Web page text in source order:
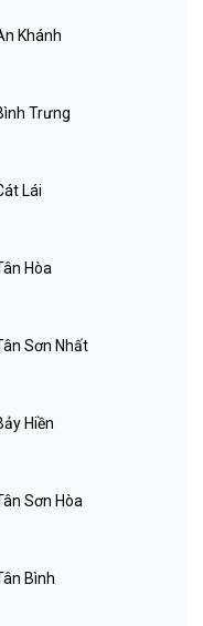
Khánh
Trưng
Lái
Hòa
Sơn Nhất
Hiền
Sơn Hòa
Bình